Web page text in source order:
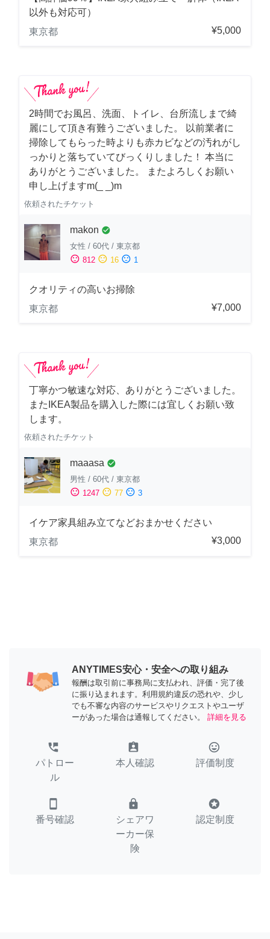
以外も対応可）
東京都
¥5,000
2時間でお風呂、洗面、トイレ、台所流しまで綺
麗にして頂き有難うございました。 以前業者に
掃除してもらった時よりも赤カビなどの汚れがし
っかりと落ちていてびっくりしました！ 本当に
ありがとうございました。 またよろしくお願い
申し上げますm(_ _)m
依頼されたチケット
makon check_circle
女性 / 60代 / 東京都
sentiment_satisfied 812 sentiment_neutral 16 sentiment_dissatisfied 1
クオリティの高いお掃除
東京都
¥7,000
丁寧かつ敏速な対応、ありがとうございました。
またIKEA製品を購入した際には宜しくお願い致
します。
依頼されたチケット
maaasa check_circle
男性 / 60代 / 東京都
sentiment_satisfied 1247 sentiment_neutral 77 sentiment_dissatisfied 3
イケア家具組み立てなどおまかせください
東京都
¥3,000
ANYTIMES安心・安全への取り組み
報酬は取引前に事務局に支払われ、評価・完了後
に振り込まれます。利用規約違反の恐れや、少し
でも不審な内容のサービスやリクエストやユーザ
ーがあった場合は通報してください。
詳細を見る
perm_phone_msg
パトロー
ル
assignment_ind
本人確認
tag_faces
評価制度
smartphone
番号確認
lock
シェアワ
ーカー保
険
stars
認定制度